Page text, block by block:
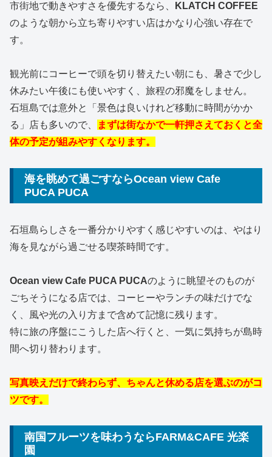
市街地で動きやすさを優先するなら、
KLATCH COFFEE
のような朝から立ち寄りやすい店はかなり心強い存在で
す。
観光前にコーヒーで頭を切り替えたい朝にも、暑さで少し
休みたい午後にも使いやすく、旅程の邪魔をしません。
石垣島では意外と「景色は良いけれど移動に時間がかか
る」店も多いので、
まずは街なかで一軒押さえておくと全
体の予定が組みやすくなります。
海を眺めて過ごすならOcean view Cafe
PUCA PUCA
石垣島らしさを一番分かりやすく感じやすいのは、やはり
海を見ながら過ごせる喫茶時間です。
Ocean view Cafe PUCA PUCAのように眺望そのものが
ごちそうになる店では、コーヒーやランチの味だけでな
く、風や光の入り方まで含めて記憶に残ります。
特に旅の序盤にこうした店へ行くと、一気に気持ちが島時
間へ切り替わります。
写真映えだけで終わらず、ちゃんと休める店を選ぶのがコ
ツです。
南国フルーツを味わうならFARM&CAFE 光楽
園